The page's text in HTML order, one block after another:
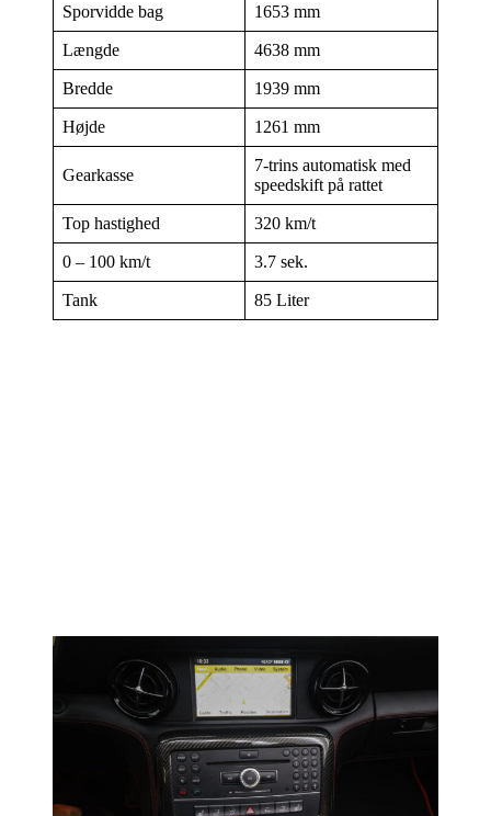
Sporvidde bag 1653 mm
Længde 4638 mm
Bredde 1939 mm
Højde 1261 mm
Gearkasse
7-trins automatisk med
speedskift på rattet
Top hastighed 320 km/t
0 – 100 km/t 3.7 sek.
Tank 85 Liter